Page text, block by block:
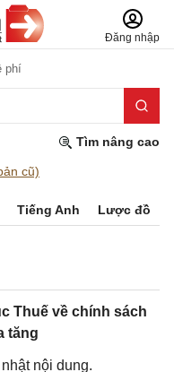
Đăng nhập
phí
Tìm nâng cao
cũ)
Tiếng Anh Lược đồ
Thuế về chính sách
tăng
nội dung.